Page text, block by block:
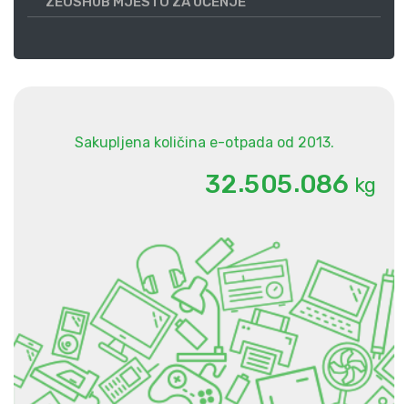
Sakupljena količina e-otpada od 2013.
32.505.086 kg